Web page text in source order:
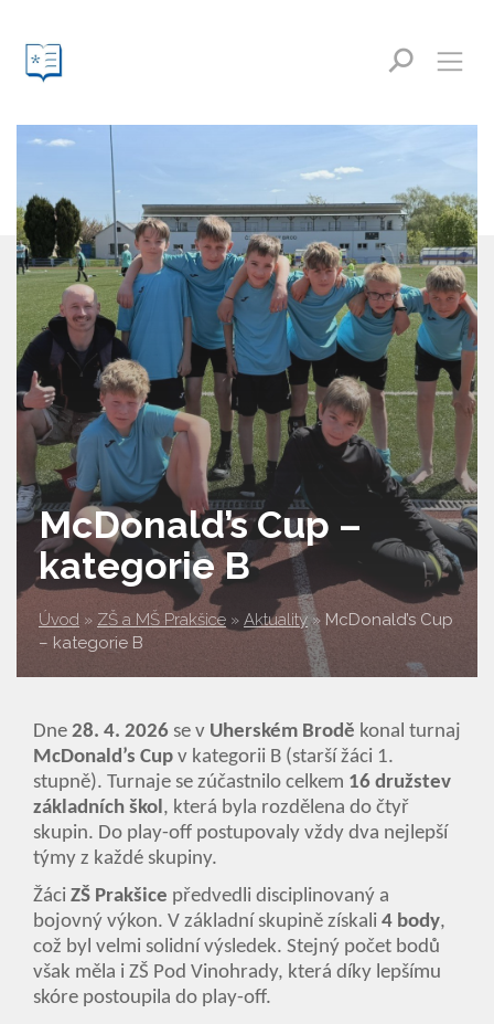
McDonald’s Cup –
kategorie B
Úvod » ZŠ a MŠ Prakšice » Aktuality » McDonald’s Cup
– kategorie B
Dne 28. 4. 2026 se v Uherském Brodě konal turnaj
McDonald’s Cup v kategorii B (starší žáci 1.
stupně). Turnaje se zúčastnilo celkem 16 družstev
základních škol, která byla rozdělena do čtyř
skupin. Do play-off postupovaly vždy dva nejlepší
týmy z každé skupiny.
Žáci ZŠ Prakšice předvedli disciplinovaný a
bojovný výkon. V základní skupině získali 4 body,
což byl velmi solidní výsledek. Stejný počet bodů
však měla i ZŠ Pod Vinohrady, která díky lepšímu
skóre postoupila do play-off.